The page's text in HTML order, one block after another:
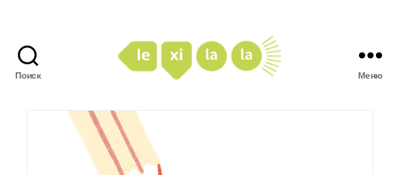
Поиск Меню